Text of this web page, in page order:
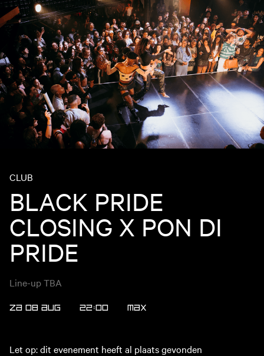
CLUB
BLACK PRIDE
CLOSING X PON DI
PRIDE
Line-up TBA
ZA 08 AUG 22:00 MAX
Let op: dit evenement heeft al plaats gevonden